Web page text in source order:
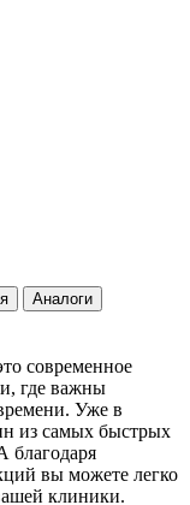
Аналоги
современное
где важны
Уже в
из самых быстрых
благодаря
вы можете легко
клиники.